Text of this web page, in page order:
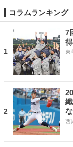
コラムランキング
1
7
東
2
西